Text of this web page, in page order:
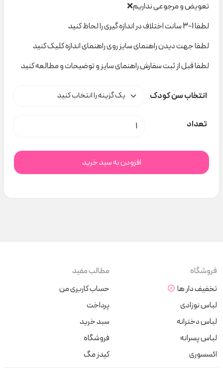
تعویض و مرجوعی نداریم❌
لطفا 1-3 سانت اختلاف در اندازه گیری را لحاظ کنید
لطفا جهت دیدن راهنمای سایز روی راهنمای اندازه کلیک کنید
لطفا قبل از ثبت سفارش راهنمای سایز و توضیحات و مطالعه کنید
انتخاب سن کودک
تعداد ست سفید cheeky 701 نیلسام کد t000675 عدد
افزودن به سبد خرید
فروشگاه
تخفیف دار ها
لباس نوزادی
لباس دخترانه
لباس پسرانه
اکسسوری
مطالب مفید
حساب کاربری من
پرداخت
سبد خرید
فروشگاه
کیدز مگ